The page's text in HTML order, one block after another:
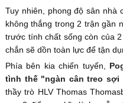
Tuy nhiên, phong độ sân nhà
không thắng trong 2 trận gần
trước tính chất sống còn của
chắn sẽ dồn toàn lực để tận
Phía bên kia chiến tuyến,
tình thế "ngàn cân treo sợi
thầy trò HLV Thomas